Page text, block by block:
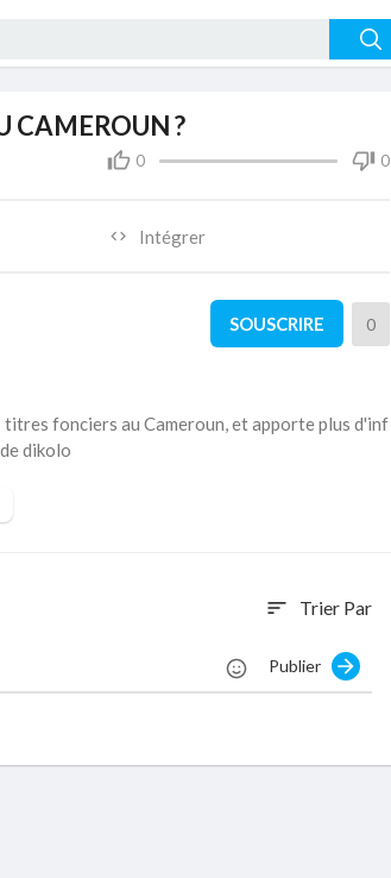
CAMEROUN ?
0 0
Intégrer
SOUSCRIRE 0
fonciers au Cameroun, et apporte plus d'inf
dikolo
sort Trier Par
Publier